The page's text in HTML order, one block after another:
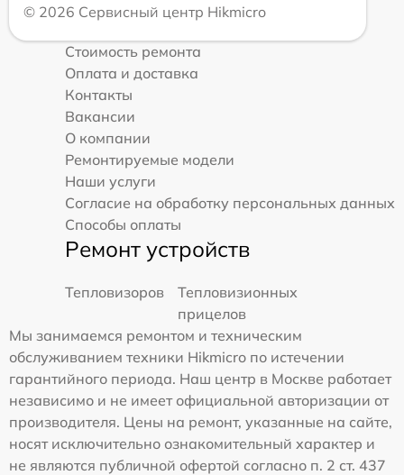
© 2026 Сервисный центр Hikmicro
Стоимость ремонта
Оплата и доставка
Контакты
Вакансии
О компании
Ремонтируемые модели
Наши услуги
Согласие на обработку персональных данных
Способы оплаты
Ремонт устройств
Тепловизоров
Тепловизионных
прицелов
Мы занимаемся ремонтом и техническим
обслуживанием техники Hikmicro по истечении
гарантийного периода. Наш центр в Москве работает
независимо и не имеет официальной авторизации от
производителя. Цены на ремонт, указанные на сайте,
носят исключительно ознакомительный характер и
не являются публичной офертой согласно п. 2 ст. 437